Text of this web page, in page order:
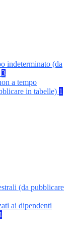
indeterminato (da
3
a tempo
in tabelle) 1
(da pubblicare
ai dipendenti